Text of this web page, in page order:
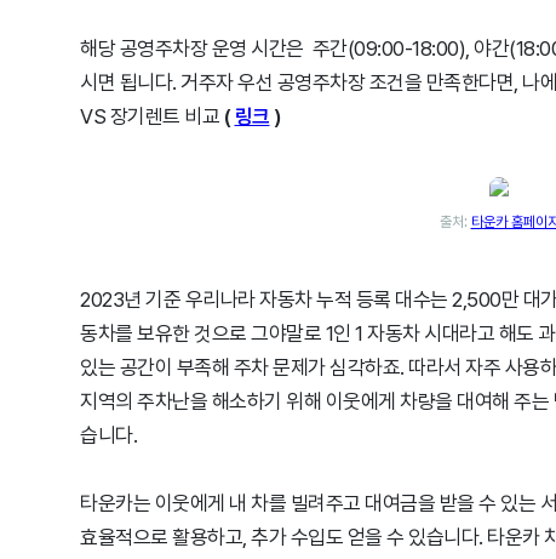
해당 공영주차장 운영 시간은 주간(09:00-18:00), 야간
시면 됩니다. 거주자 우선 공영주차장 조건을 만족한다면, 나
VS 장기렌트 비교 ( 링크 )
출처: 타운카 홈페이지
2023년 기준 우리나라 자동차 누적 등록 대수는 2,500만 대
동차를 보유한 것으로 그야말로 1인 1 자동차 시대라고 해도
있는 공간이 부족해 주차 문제가 심각하죠. 따라서 자주 사용
지역의 주차난을 해소하기 위해 이웃에게 차량을 대여해 주
습니다.
타운카는 이웃에게 내 차를 빌려주고 대여금을 받을 수 있는
효율적으로 활용하고, 추가 수입도 얻을 수 있습니다. 타운카